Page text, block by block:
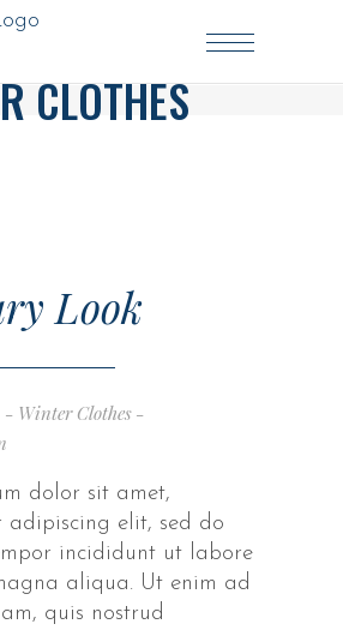
CLOTHES
Look
Winter Clothes
dolor sit amet,
adipiscing elit, sed do
incididunt ut labore
aliqua. Ut enim ad
quis nostrud